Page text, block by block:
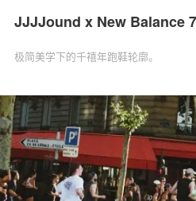
JJJJound x New Balance
极简美学下的千禧年跑鞋轮廓。